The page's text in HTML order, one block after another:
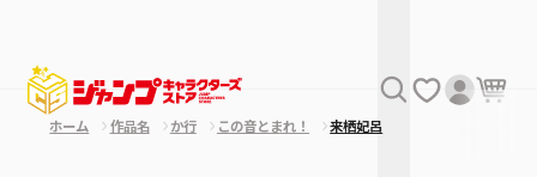
ホーム 作品名 か行 この音とまれ！ 来栖妃呂